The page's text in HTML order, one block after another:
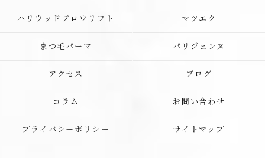
ハリウッドブロウリフト マツエク
まつ毛パーマ パリジェンヌ
アクセス ブログ
コラム お問い合わせ
プライバシーポリシー サイトマップ